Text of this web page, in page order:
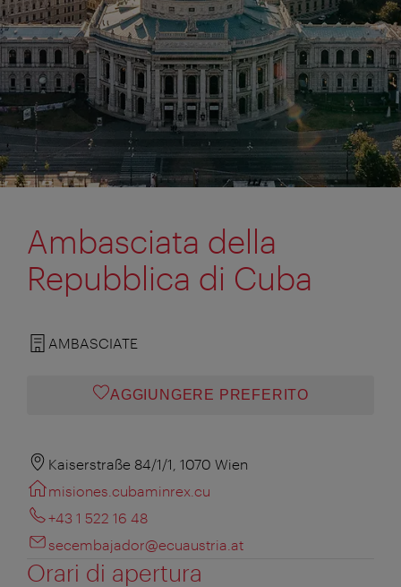
Ambasciata della
Repubblica di Cuba
AMBASCIATE
AGGIUNGERE PREFERITO
Kaiserstraße 84/1/1, 1070 Wien
misiones.cubaminrex.cu
+43 1 522 16 48
secembajador@ecuaustria.at
Orari di apertura